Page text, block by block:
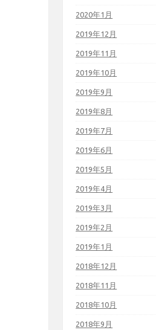
2020年1月
2019年12月
2019年11月
2019年10月
2019年9月
2019年8月
2019年7月
2019年6月
2019年5月
2019年4月
2019年3月
2019年2月
2019年1月
2018年12月
2018年11月
2018年10月
2018年9月